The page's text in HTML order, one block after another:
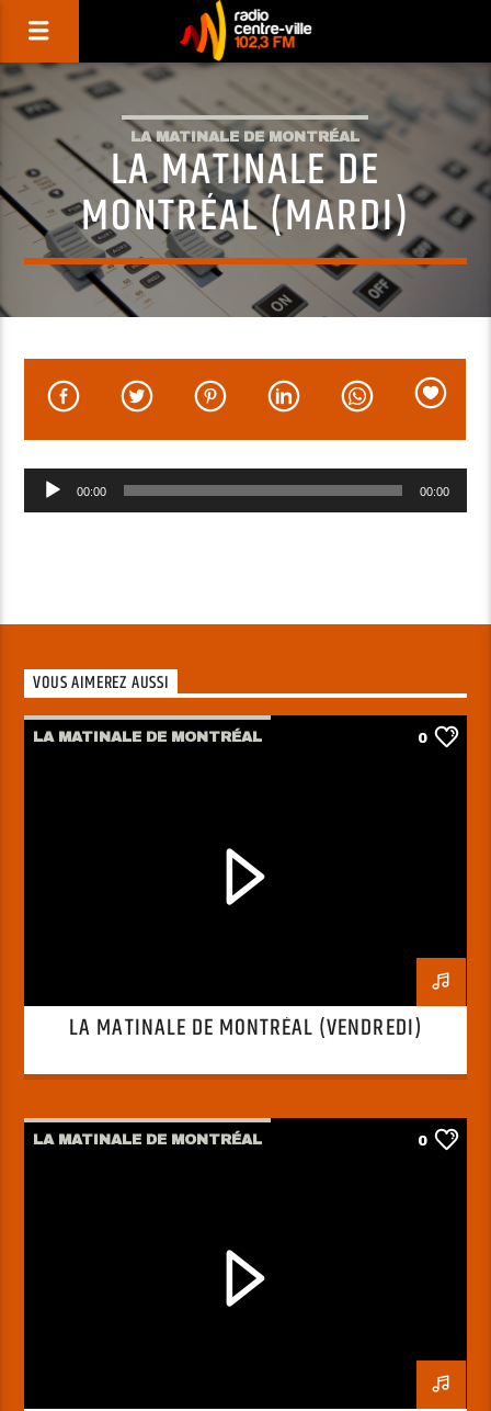
LA MATINALE DE MONTRÉAL
LA MATINALE DE
MONTRÉAL (MARDI)
Lecteur
00:00 00:00
VOUS AIMEREZ AUSSI
LA MATINALE DE MONTRÉAL 0
LA MATINALE DE MONTRÉAL (VENDREDI)
LA MATINALE DE MONTRÉAL 0